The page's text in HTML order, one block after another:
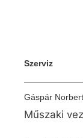
Szerviz
Gáspár Norbert
Műszaki